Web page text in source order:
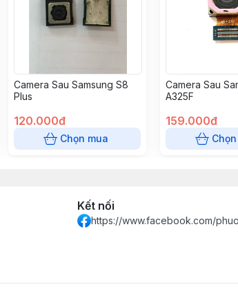
Camera Sau Samsung S8
Plus
120.000đ
Chọn mua
Camera Sau
A325F
159.000đ
Kết nối
https://www.facebook.com/